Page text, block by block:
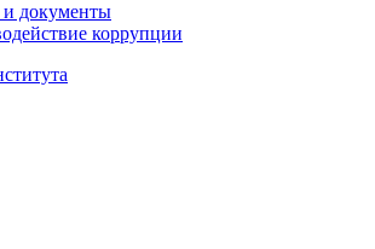
документы
коррупции